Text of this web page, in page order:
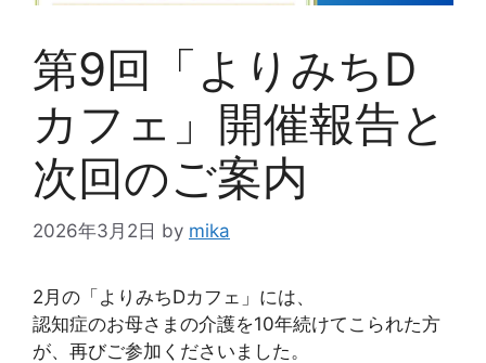
第9回「よりみちD
カフェ」開催報告と
次回のご案内
2026年3月2日 by mika
2月の「よりみちDカフェ」には、
認知症のお母さまの介護を10年続けてこられた方
が、再びご参加くださいました。